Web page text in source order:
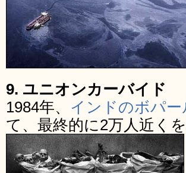
9. ユニオンカーバイド
1984年、 インドのボパ
て、最終的に2万人近く